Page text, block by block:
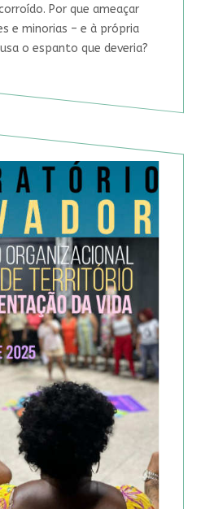
Por que ameaçar
e minorias – e à própria
o espanto que deveria?